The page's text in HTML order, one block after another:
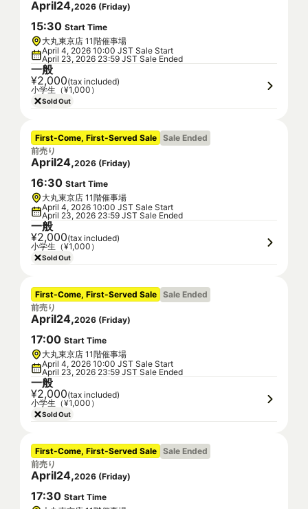
April24,2026 (Friday)
15:30 Start Time
大丸東京店 11階催事場
April 4, 2026 10:00 JST Sale Start
April 23, 2026 23:59 JST Sale Ended
一般
¥2,000(tax included)
小学生（¥1,000）
Sold Out
First-Come, First-Served Sale Sale Ended
前売り
April24,2026 (Friday)
16:30 Start Time
大丸東京店 11階催事場
April 4, 2026 10:00 JST Sale Start
April 23, 2026 23:59 JST Sale Ended
一般
¥2,000(tax included)
小学生（¥1,000）
Sold Out
First-Come, First-Served Sale Sale Ended
前売り
April24,2026 (Friday)
17:00 Start Time
大丸東京店 11階催事場
April 4, 2026 10:00 JST Sale Start
April 23, 2026 23:59 JST Sale Ended
一般
¥2,000(tax included)
小学生（¥1,000）
Sold Out
First-Come, First-Served Sale Sale Ended
前売り
April24,2026 (Friday)
17:30 Start Time